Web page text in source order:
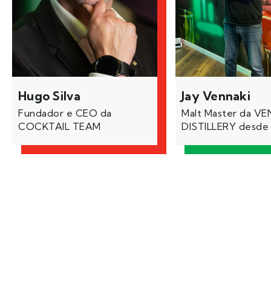
Hugo Silva
Fundador e CEO da
COCKTAIL TEAM
Jay Vennaki
Malt Master da
DISTILLERY